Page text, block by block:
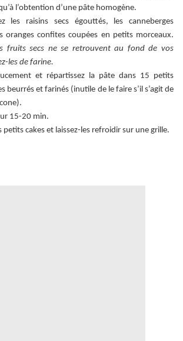
l’obtention d’une pâte homogène.
les raisins secs égouttés, les canneberges
oranges confites coupées en petits morceaux.
fruits secs ne se retrouvent au fond de vos
les de farine.
et répartissez la pâte dans 15 petits
beurrés et farinés (inutile de le faire s’il s’agit de
15-20 min.
petits cakes et laissez-les refroidir sur une grille.